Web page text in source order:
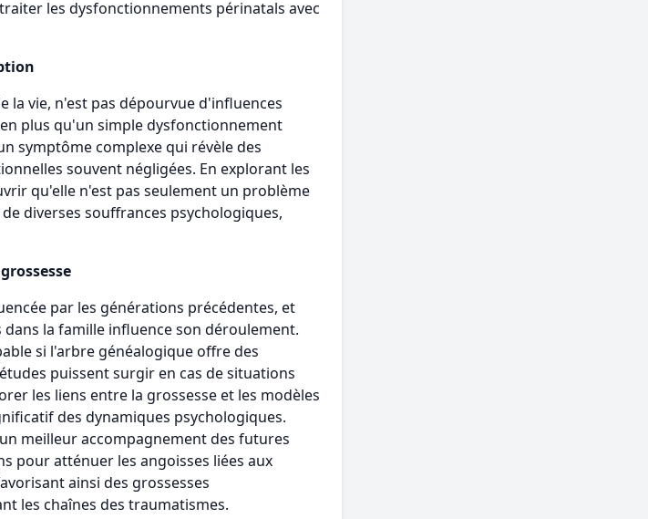
les dysfonctionnements périnatals avec
la vie, n'est pas dépourvue d'influences
plus qu'un simple dysfonctionnement
symptôme complexe qui révèle des
souvent négligées. En explorant les
qu'elle n'est pas seulement un problème
diverses souffrances psychologiques,
par les générations précédentes, et
dans la famille influence son déroulement.
si l'arbre généalogique offre des
puissent surgir en cas de situations
les liens entre la grossesse et les modèles
des dynamiques psychologiques.
meilleur accompagnement des futures
pour atténuer les angoisses liées aux
ainsi des grossesses
les chaînes des traumatismes.